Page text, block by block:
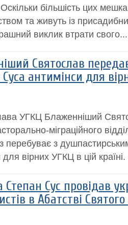
більшість цих
та живуть із
виклик втрати свого...
Святослав
антимінси для
УГКЦ Блаженніший
міграційного
перебуває з
для вірних УГКЦ в цій країні.
Сус провідав
в Абатстві